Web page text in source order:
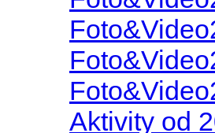
Aktivity od